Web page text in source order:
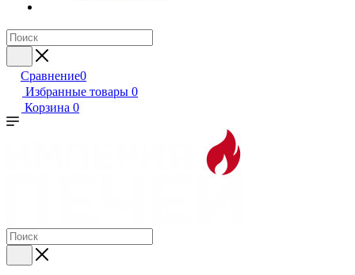
Сравнение0
Избранные товары 0
Корзина 0